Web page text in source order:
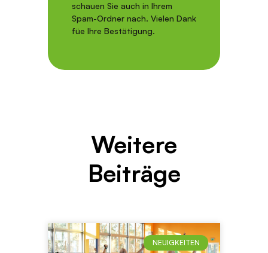
schauen Sie auch in Ihrem
Spam-Ordner nach. Vielen Dank
füe Ihre Bestätigung.
Weitere
Beiträge
NEUIGKEITEN